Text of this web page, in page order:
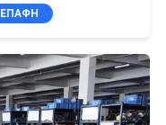
ΕΠΑΦΉ